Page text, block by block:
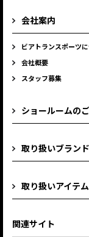
会社案内
ビアトランスポーツ
会社概要
スタッフ募集
ショールームの
取り扱いブランド
取り扱いアイテム
関連サイト